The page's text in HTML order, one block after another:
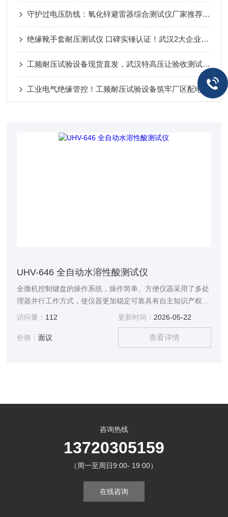
守护过电压防线：氧化锌避雷器综合测试仪厂家推荐与功能
绝缘靴手套耐压测试仪 口碑实锤认证！武汉2大企业，合作客户好评源源不断！
工频耐压试验设备现货直发，武汉特高压让验收测试不再卡点！
工业电气绝缘管控！工频耐压试验设备筑牢厂区配电安全防线
UHV-646 全自动水溶性酸测试仪
全微机控制键盘的操作系统，操作简单、方便仪器采用了多处
理器并行工作方式，使仪器更加稳定可靠具有自主知识产权的
色谱系统具有MODBUS/TCP的标准接口
访问量： 112 更新时间： 2026-05-22
价格：面议 查看详情
咨询热线
13720305159
（周一至周日9:00- 19:00）
在线咨询